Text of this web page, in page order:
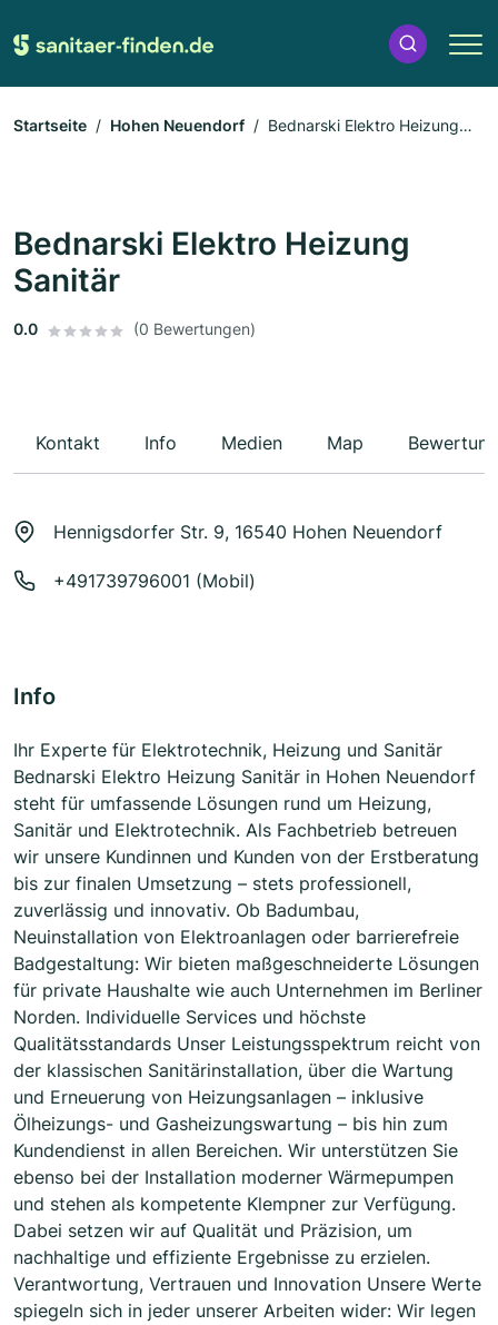
Startseite Hohen Neuendorf
Bednarski Elektro Heizung
Bednarski Elektro Heizung
Sanitär
0.0 (0 Bewertungen)
Kontakt Info Medien Map
Hennigsdorfer Str. 9, 16540 Hohen Neuendorf
+491739796001 (Mobil)
Info
Ihr Experte für Elektrotechnik, Heizung und Sanitär
Bednarski Elektro Heizung Sanitär in Hohen Neuendorf
steht für umfassende Lösungen rund um Heizung,
Sanitär und Elektrotechnik. Als Fachbetrieb betreuen
wir unsere Kundinnen und Kunden von der Erstberatung
bis zur finalen Umsetzung – stets professionell,
zuverlässig und innovativ. Ob Badumbau,
Neuinstallation von Elektroanlagen oder barrierefreie
Badgestaltung: Wir bieten maßgeschneiderte Lösungen
für private Haushalte wie auch Unternehmen im Berliner
Norden. Individuelle Services und höchste
Qualitätsstandards Unser Leistungsspektrum reicht von
der klassischen Sanitärinstallation, über die Wartung
und Erneuerung von Heizungsanlagen – inklusive
Ölheizungs- und Gasheizungswartung – bis hin zum
Kundendienst in allen Bereichen. Wir unterstützen Sie
ebenso bei der Installation moderner Wärmepumpen
und stehen als kompetente Klempner zur Verfügung.
Dabei setzen wir auf Qualität und Präzision, um
nachhaltige und effiziente Ergebnisse zu erzielen.
Verantwortung, Vertrauen und Innovation Unsere Werte
spiegeln sich in jeder unserer Arbeiten wider: Wir legen